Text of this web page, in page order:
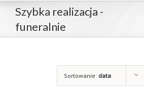
Szybka realizacja -
funeralnie
Sortowanie: data